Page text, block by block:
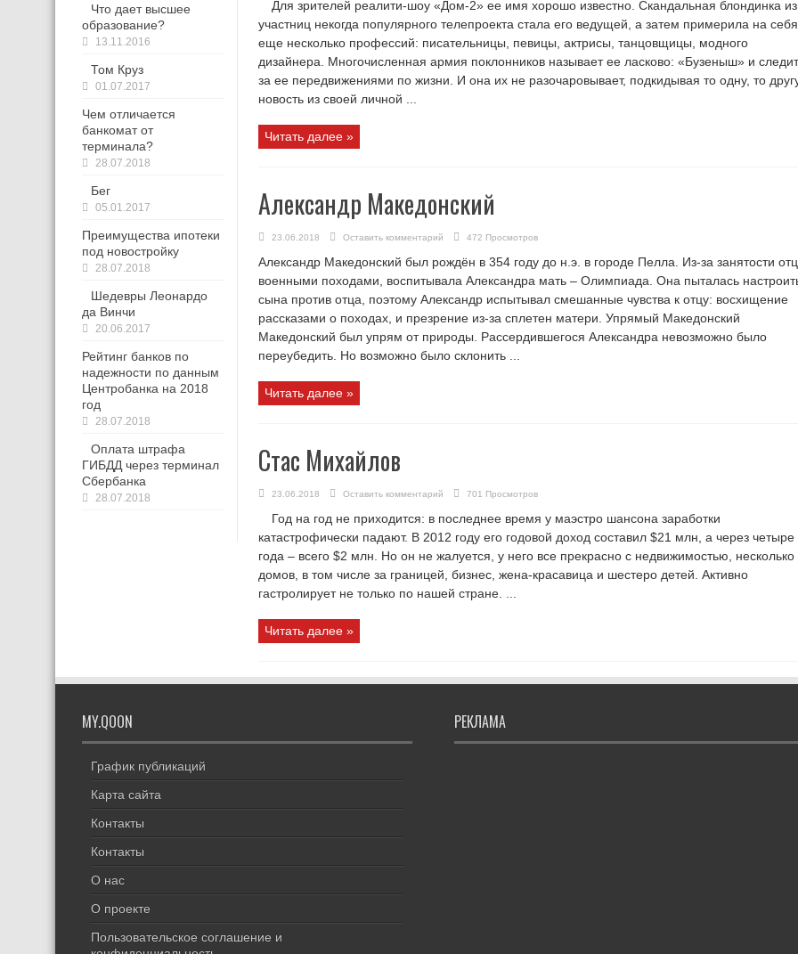
Для зрителей реалити-шоу «Дом-2» ее имя хорошо известно. Скандальная блондинка из
участниц некогда популярного телепроекта стала его ведущей, а затем примерила на себя
еще несколько профессий: писательницы, певицы, актрисы, танцовщицы, модного
дизайнера. Многочисленная армия поклонников называет ее ласково: «Бузеныш» и следит
за ее передвижениями по жизни. И она их не разочаровывает, подкидывая то одну, то
новость из своей личной ...
Читать далее »
Александр Македонский
23.06.2018 Оставить комментарий 472 Просмотров
Александр Македонский был рождён в 354 году до н.э. в городе Пелла. Из-за занятости
военными походами, воспитывала Александра мать – Олимпиада. Она пыталась
сына против отца, поэтому Александр испытывал смешанные чувства к отцу: восхищение
рассказами о походах, и презрение из-за сплетен матери. Упрямый Македонский
Македонский был упрям от природы. Рассердившегося Александра невозможно было
переубедить. Но возможно было склонить ...
Читать далее »
Стас Михайлов
23.06.2018 Оставить комментарий 701 Просмотров
Год на год не приходится: в последнее время у маэстро шансона заработки
катастрофически падают. В 2012 году его годовой доход составил $21 млн, а через четыре
года – всего $2 млн. Но он не жалуется, у него все прекрасно с недвижимостью, несколько
домов, в том числе за границей, бизнес, жена-красавица и шестеро детей. Активно
гастролирует не только по нашей стране. ...
Читать далее »
Что дает высшее
образование?
13.11.2016
Том Круз
01.07.2017
Чем отличается
банкомат от
терминала?
28.07.2018
Бег
05.01.2017
Преимущества ипотеки
под новостройку
28.07.2018
Шедевры Леонардо
да Винчи
20.06.2017
Рейтинг банков по
надежности по данным
Центробанка на 2018
год
28.07.2018
Оплата штрафа
ГИБДД через терминал
Сбербанка
28.07.2018
MY.QOON
График публикаций
Карта сайта
Контакты
Контакты
О нас
О проекте
Пользовательское соглашение и
РЕКЛАМА